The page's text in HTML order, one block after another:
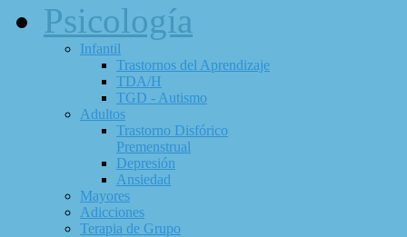
Psicología
Infantil
Trastornos del Aprendizaje
TDA/H
TGD - Autismo
Adultos
Trastorno Disfórico
Premenstrual
Depresión
Ansiedad
Mayores
Adicciones
Terapia de Grupo